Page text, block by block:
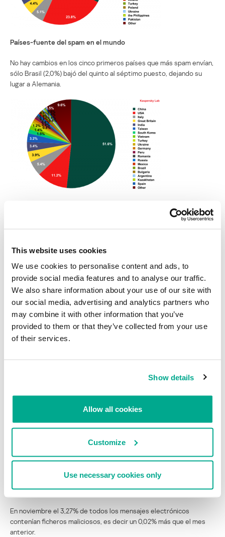
This website uses cookies
We use cookies to personalise content and ads, to
provide social media features and to analyse our traffic.
We also share information about your use of our site with
our social media, advertising and analytics partners who
may combine it with other information that you’ve
provided to them or that they’ve collected from your use
of their services.
Show details
Allow all cookies
Customize
Use necessary cookies only
Países-fuente del spam en el mundo
No hay cambios en los cinco primeros países que más spam envían,
sólo Brasil (2,0%) bajó del quinto al séptimo puesto, dejando su
lugar a Alemania.
que en octubre). Los índices de EE.UU. e Italia también han bajado
Inglaterra (+0,71%), que desplazó a India (+0,04%) al quinto puesto.
Entre las regiones, Asia sigue siendo el líder en envío de spam
(51,9%, un 1,4% más que el mes anterior). América del Norte y
Europa Occidental siguen entre los tres primeros.
Países-fuente de spam
Adjuntos maliciosos en el correo
En noviembre el 3,27% de todos los mensajes electrónicos
contenían ficheros maliciosos, es decir un 0,02% más que el mes
anterior.